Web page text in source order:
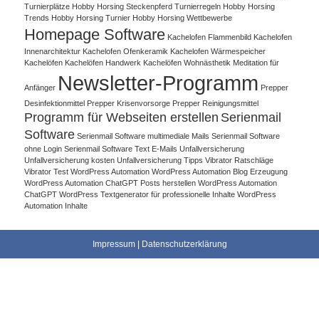
Turnierplätze Hobby Horsing Steckenpferd Turnierregeln Hobby Horsing
Trends Hobby Horsing Turnier Hobby Horsing Wettbewerbe
Homepage Software Kachelofen Flammenbild Kachelofen
Innenarchitektur Kachelofen Ofenkeramik Kachelofen Wärmespeicher
Kachelöfen Kachelöfen Handwerk Kachelöfen Wohnästhetik Meditation für
Anfänger Newsletter-Programm Prepper
Desinfektionmittel Prepper Krisenvorsorge Prepper Reinigungsmittel
Programm für Webseiten erstellen Serienmail
Software Serienmail Software multimediale Mails Serienmail Software
ohne Login Serienmail Software Text E-Mails Unfallversicherung
Unfallversicherung kosten Unfallversicherung Tipps Vibrator Ratschläge
Vibrator Test WordPress Automation WordPress Automation Blog Erzeugung
WordPress Automation ChatGPT Posts herstellen WordPress Automation
ChatGPT WordPress Textgenerator für professionelle Inhalte WordPress
Automation Inhalte
Impressum| Datenschutzerklärung